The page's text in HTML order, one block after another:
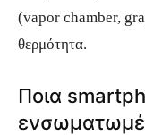
(vapor chamber,
θερμότητα.
Ποια